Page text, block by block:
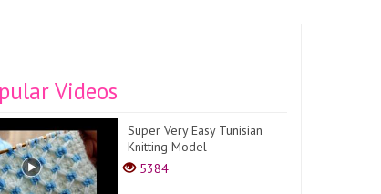
Videos
Super Very Easy Tunisian
Knitting Model
5384